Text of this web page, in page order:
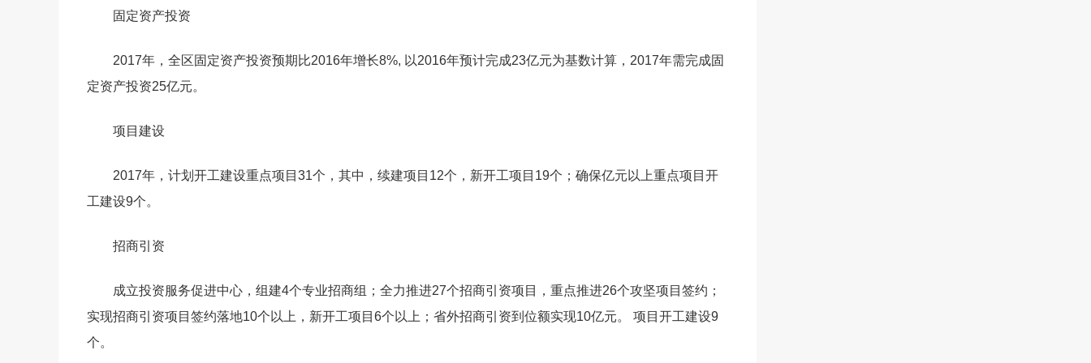
固定资产投资
2017年，全区固定资产投资预期比2016年增长8%, 以2016年预计完成23亿元为基数计算，2017年需完成固
定资产投资25亿元。
项目建设
2017年，计划开工建设重点项目31个，其中，续建项目12个，新开工项目19个；确保亿元以上重点项目开
工建设9个。
招商引资
成立投资服务促进中心，组建4个专业招商组；全力推进27个招商引资项目，重点推进26个攻坚项目签约；
实现招商引资项目签约落地10个以上，新开工项目6个以上；省外招商引资到位额实现10亿元。 项目开工建设9
个。